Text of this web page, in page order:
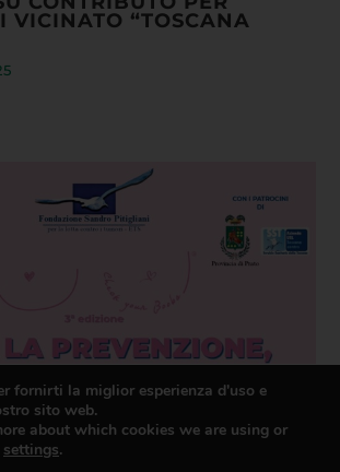
VICINATO “TOSCANA
a Prato: tante iniziative
prevenzione
fornirti la miglior esperienza d'uso e
sito web.
about which cookies we are using or
settings.